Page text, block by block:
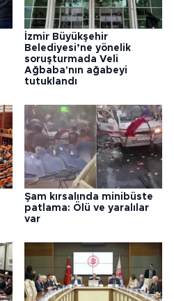
İzmir Büyükşehir
Belediyesi’ne yönelik
soruşturmada Veli
Ağbaba'nın ağabeyi
tutuklandı
Şam kırsalında minibüste
patlama: Ölü ve yaralılar
var